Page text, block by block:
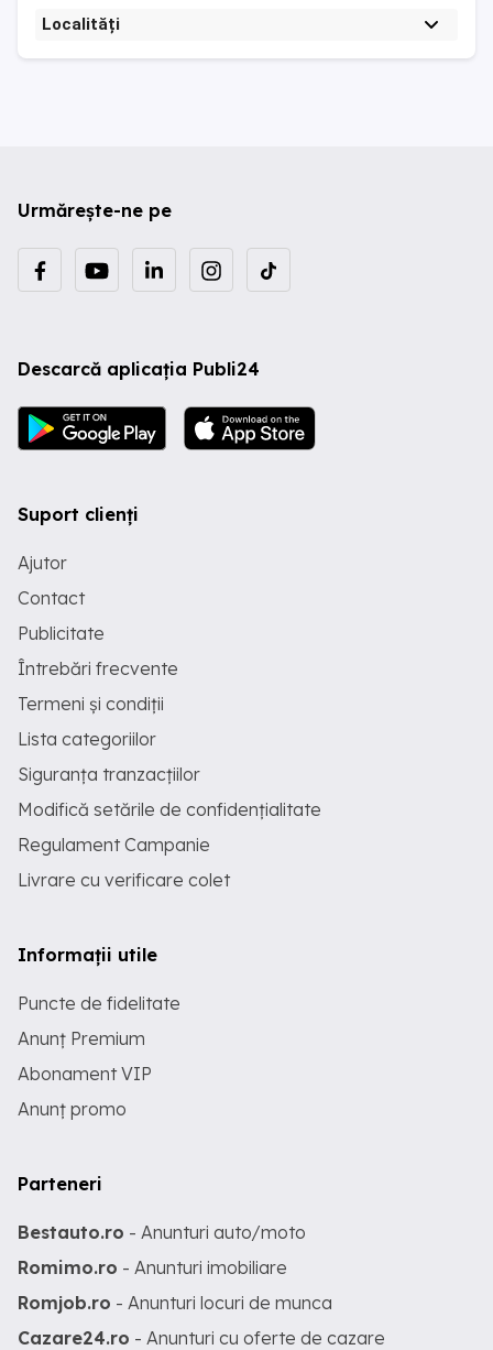
Localități
Urmărește-ne pe
Descarcă aplicația Publi24
Suport clienți
Ajutor
Contact
Publicitate
Întrebări frecvente
Termeni și condiții
Lista categoriilor
Siguranța tranzacțiilor
Modifică setările de confidențialitate
Regulament Campanie
Livrare cu verificare colet
Informații utile
Puncte de fidelitate
Anunț Premium
Abonament VIP
Anunț promo
Parteneri
Bestauto.ro - Anunturi auto/moto
Romimo.ro - Anunturi imobiliare
Romjob.ro - Anunturi locuri de munca
Cazare24.ro - Anunturi cu oferte de cazare